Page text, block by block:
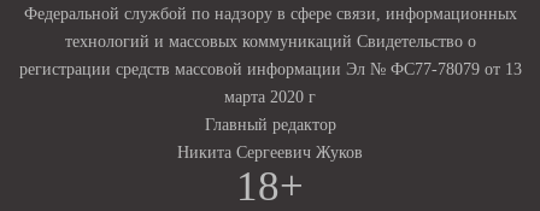
Федеральной службой по надзору в сфере связи, информационных
технологий и массовых коммуникаций Свидетельство о
регистрации средств массовой информации Эл № ФС77-78079 от 13
марта 2020 г
Главный редактор
Никита Сергеевич Жуков
18+